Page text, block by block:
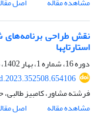
نقش طراحی برنامه‌های
استارتاپها
دوره 16، شماره 1، بهار 1402، صفحه
فرشته مشاور، کامبیز
مشاهده مقاله
اصل